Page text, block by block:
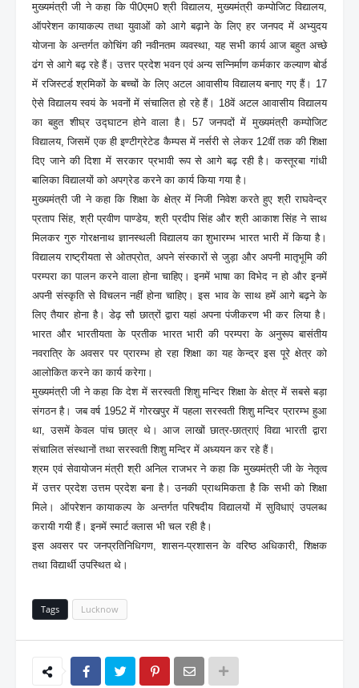
मुख्यमंत्री जी ने कहा कि पी0एम0 श्री विद्यालय, मुख्यमंत्री कम्पोजिट विद्यालय,
ऑपरेशन कायाकल्प तथा युवाओं को आगे बढ़ाने के लिए हर जनपद में अभ्युदय
योजना के अन्तर्गत कोचिंग की नवीनतम व्यवस्था, यह सभी कार्य आज बहुत अच्छे
ढंग से आगे बढ़ रहे हैं। उत्तर प्रदेश भवन एवं अन्य सन्निर्माण कर्मकार कल्याण बोर्ड
में रजिस्टर्ड श्रमिकों के बच्चों के लिए अटल आवासीय विद्यालय बनाए गए हैं। 17
ऐसे विद्यालय स्वयं के भवनों में संचालित हो रहे हैं। 18वें अटल आवासीय विद्यालय
का बहुत शीघ्र उद्घाटन होने वाला है। 57 जनपदों में मुख्यमंत्री कम्पोजिट
विद्यालय, जिसमें एक ही इण्टीग्रेटेड कैम्पस में नर्सरी से लेकर 12वीं तक की शिक्षा
दिए जाने की दिशा में सरकार प्रभावी रूप से आगे बढ़ रही है। कस्तूरबा गांधी
बालिका विद्यालयों को अपग्रेड करने का कार्य किया गया है।
मुख्यमंत्री जी ने कहा कि शिक्षा के क्षेत्र में निजी निवेश करते हुए श्री राघवेन्द्र
प्रताप सिंह, श्री प्रवीण पाण्डेय, श्री प्रदीप सिंह और श्री आकाश सिंह ने साथ
मिलकर गुरु गोरक्षनाथ ज्ञानस्थली विद्यालय का शुभारम्भ भारत भारी में किया है।
विद्यालय राष्ट्रीयता से ओतप्रोत, अपने संस्कारों से जुड़ा और अपनी मातृभूमि की
परम्परा का पालन करने वाला होना चाहिए। इनमें भाषा का विभेद न हो और इनमें
अपनी संस्कृति से विचलन नहीं होना चाहिए। इस भाव के साथ हमें आगे बढ़ने के
लिए तैयार होना है। डेढ़ सौ छात्रों द्वारा यहां अपना पंजीकरण भी कर लिया है।
भारत और भारतीयता के प्रतीक भारत भारी की परम्परा के अनुरूप बासंतीय
नवरात्रि के अवसर पर प्रारम्भ हो रहा शिक्षा का यह केन्द्र इस पूरे क्षेत्र को
आलोकित करने का कार्य करेगा।
मुख्यमंत्री जी ने कहा कि देश में सरस्वती शिशु मन्दिर शिक्षा के क्षेत्र में सबसे बड़ा
संगठन है। जब वर्ष 1952 में गोरखपुर में पहला सरस्वती शिशु मन्दिर प्रारम्भ हुआ
था, उसमें केवल पांच छात्र थे। आज लाखों छात्र-छात्राएं विद्या भारती द्वारा
संचालित संस्थानों तथा सरस्वती शिशु मन्दिर में अध्ययन कर रहे हैं।
श्रम एवं सेवायोजन मंत्री श्री अनिल राजभर ने कहा कि मुख्यमंत्री जी के नेतृत्व
में उत्तर प्रदेश उत्तम प्रदेश बना है। उनकी प्राथमिकता है कि सभी को शिक्षा
मिले। ऑपरेशन कायाकल्प के अन्तर्गत परिषदीय विद्यालयों में सुविधाएं उपलब्ध
करायी गयी हैं। इनमें स्मार्ट क्लास भी चल रही है।
इस अवसर पर जनप्रतिनिधिगण, शासन-प्रशासन के वरिष्ठ अधिकारी, शिक्षक
तथा विद्यार्थी उपस्थित थे।
Tags Lucknow